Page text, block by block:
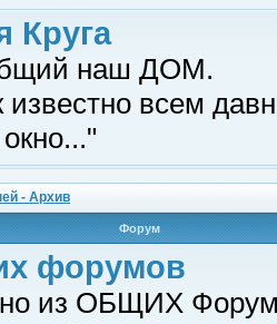
Круга
наш ДОМ.
всем
- Архив
Форум
форумов
из ОБЩИХ